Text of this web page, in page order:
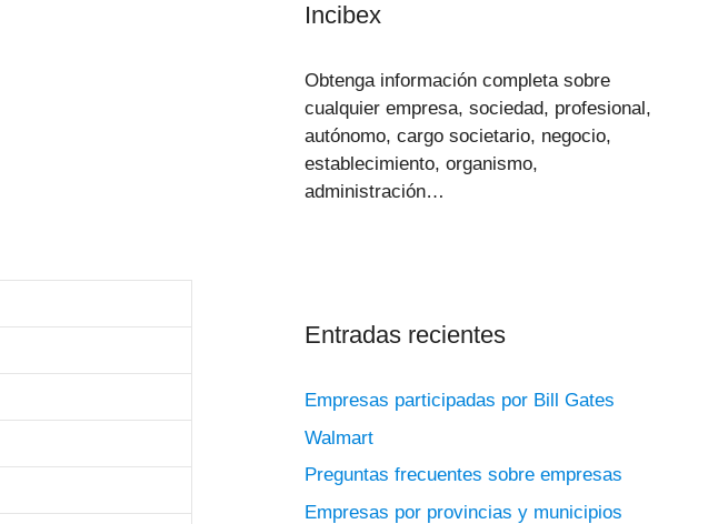
Incibex
Obtenga información completa sobre
cualquier empresa, sociedad, profesional,
autónomo, cargo societario, negocio,
establecimiento, organismo,
administración…
Entradas recientes
Empresas participadas por Bill Gates
Walmart
Preguntas frecuentes sobre empresas
Empresas por provincias y municipios